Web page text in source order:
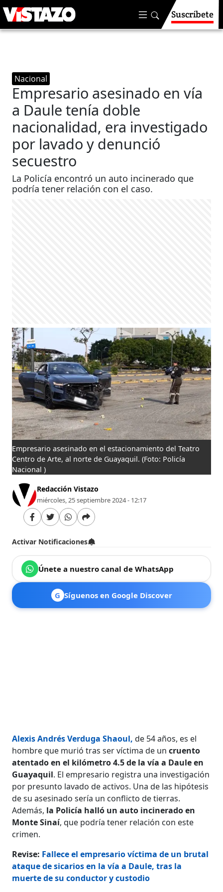
Suscríbete
Nacional
Empresario asesinado en vía
a Daule tenía doble
nacionalidad, era investigado
por lavado y denunció
secuestro
La Policía encontró un auto incinerado que
podría tener relación con el caso.
Empresario asesinado en el estacionamiento del Teatro
Centro de Arte, al norte de Guayaquil.(Foto: Policía
Nacional )
Redacción Vistazo
miércoles, 25 septiembre 2024 - 12:17
Activar Notificaciones
Únete a nuestro canal de WhatsApp
G Síguenos en Google Discover
Alexis Andrés Verduga Shaoul, de 54 años, es el
hombre que murió tras ser víctima de uncruento
atentado en el kilómetro 4.5 de la vía a Daule en
Guayaquil. El empresario registra una investigación
por presunto lavado de activos. Una de las hipótesis
de su asesinado sería un conflicto de tierras.
Además, la Policía halló un auto incinerado en
Monte Sinaí, que podría tener relación con este
crimen.
Revise: Fallece el empresario víctima de un brutal
ataque de sicarios en la vía a Daule, tras la
muerte de su conductor y custodio